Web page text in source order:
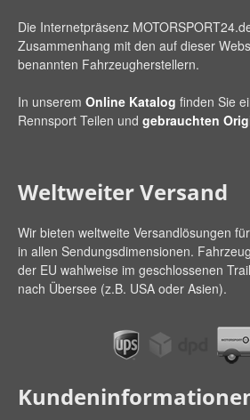
Die Internetpräsenz MOTORSPORT24
Zusammenhang mit den auf dieser
benannten Fahrzeugherstellern.
In unserem Online Katalog finden Sie
Rennsport Teilen und gebrauchten
Weltweiter Versand
Wir bieten weltweite Versandlösungen
in allen Sendungsdimensionen.
der EU wahlweise im geschlossenen
nach Übersee (z.B. USA oder Asien).